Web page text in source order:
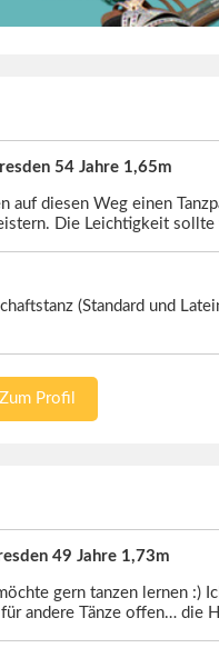
54 Jahre 1,65m
auf diesen Weg einen
Die Leichtigkeit
(Standard und
Zum Profil
49 Jahre 1,73m
gern tanzen lernen :)
andere Tänze offen… die